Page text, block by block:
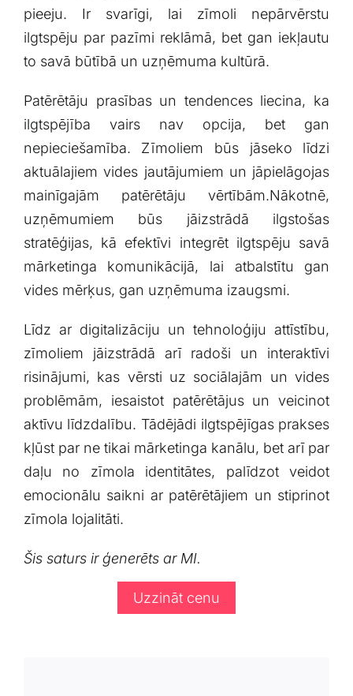
pieeju.⁣ Ir svarīgi, lai zīmoli ⁣nepārvērstu
ilgtspēju par pazīmi ​reklāmā, bet gan​ iekļautu
to‍ savā būtībā un uzņēmuma‍ kultūrā.
Patērētāju prasības un tendences ‍liecina, ka​
ilgtspējība vairs‍ nav opcija,⁣ bet gan
nepieciešamība. Zīmoliem būs⁤ jāseko līdzi
aktuālajiem vides ​jautājumiem un ​jāpielāgojas⁢
mainīgajām⁤ patērētāju vērtībām.Nākotnē,
uzņēmumiem būs ​jāizstrādā ilgstošas
stratēģijas,⁢ kā efektīvi integrēt ilgtspēju savā
mārketinga komunikācijā, lai atbalstītu gan
vides ⁣mērķus,​ gan uzņēmuma izaugsmi.
Līdz ar digitalizāciju​ un⁢ tehnoloģiju attīstību,
zīmoliem⁣ jāizstrādā arī radoši ⁢un interaktīvi
risinājumi, kas vērsti uz sociālajām un​ vides
problēmām, iesaistot patērētājus un⁤ veicinot
aktīvu līdzdalību. ​Tādējādi ilgtspējīgas⁤ prakses
kļūst par ne tikai mārketinga kanālu, bet arī par
daļu no zīmola identitātes, palīdzot veidot
emocionālu saikni ar patērētājiem⁢ un stiprinot
zīmola ‌lojalitāti.
Šis‍ saturs ir ģenerēts ar MI.
Uzzināt cenu